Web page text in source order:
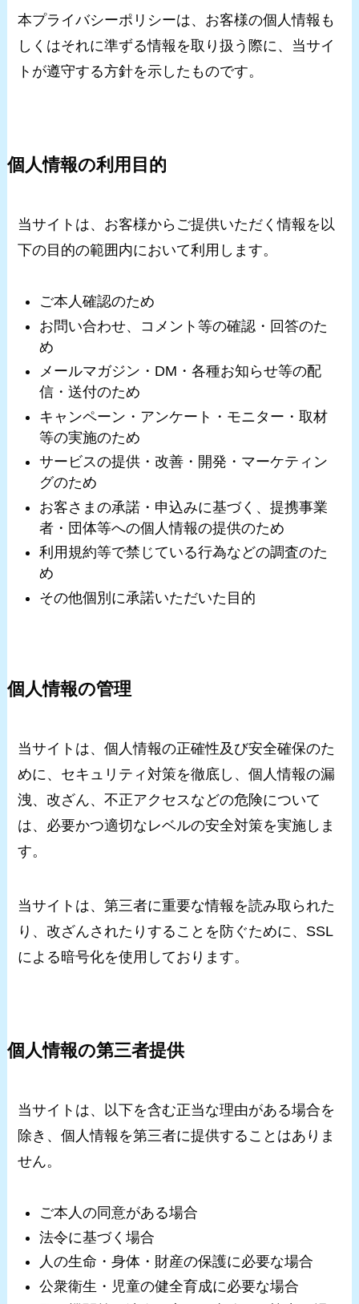
本プライバシーポリシーは、お客様の個人情報も
しくはそれに準ずる情報を取り扱う際に、当サイ
トが遵守する方針を示したものです。
個人情報の利用目的
当サイトは、お客様からご提供いただく情報を以
下の目的の範囲内において利用します。
ご本人確認のため
お問い合わせ、コメント等の確認・回答のた
め
メールマガジン・DM・各種お知らせ等の配
信・送付のため
キャンペーン・アンケート・モニター・取材
等の実施のため
サービスの提供・改善・開発・マーケティン
グのため
お客さまの承諾・申込みに基づく、提携事業
者・団体等への個人情報の提供のため
利用規約等で禁じている行為などの調査のた
め
その他個別に承諾いただいた目的
個人情報の管理
当サイトは、個人情報の正確性及び安全確保のた
めに、セキュリティ対策を徹底し、個人情報の漏
洩、改ざん、不正アクセスなどの危険について
は、必要かつ適切なレベルの安全対策を実施しま
す。
当サイトは、第三者に重要な情報を読み取られた
り、改ざんされたりすることを防ぐために、SSL
による暗号化を使用しております。
個人情報の第三者提供
当サイトは、以下を含む正当な理由がある場合を
除き、個人情報を第三者に提供することはありま
せん。
ご本人の同意がある場合
法令に基づく場合
人の生命・身体・財産の保護に必要な場合
公衆衛生・児童の健全育成に必要な場合